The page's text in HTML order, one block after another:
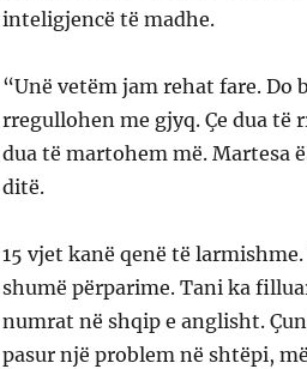
inteligjencë të madhe.
“Unë vetëm jam rehat fare. Do
rregullohen me gjyq. Çe dua të
dua të martohem më. Martesa
ditë.
15 vjet kanë qenë të
shumë përparime. Tani ka
numrat në shqip e anglisht.
pasur një problem në shtëpi,